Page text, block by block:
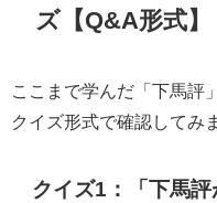
ズ【Q&A形式】
ここまで学んだ「下馬評
クイズ形式で確認してみ
クイズ1：「下馬